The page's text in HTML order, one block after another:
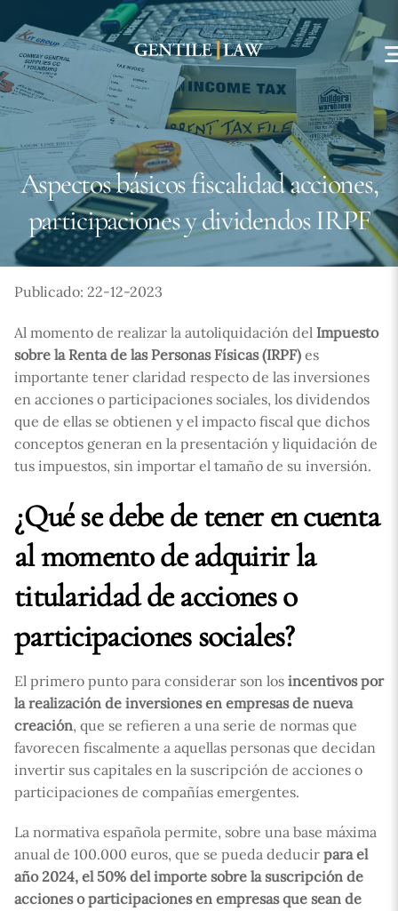
to
content
Aspectos básicos fiscalidad acciones,
participaciones y dividendos IRPF
Publicado: 22-12-2023
Al momento de realizar la autoliquidación del Impuesto
sobre la Renta de las Personas Físicas (IRPF) es
importante tener claridad respecto de las inversiones
en acciones o participaciones sociales, los dividendos
que de ellas se obtienen y el impacto fiscal que dichos
conceptos generan en la presentación y liquidación de
tus impuestos, sin importar el tamaño de su inversión.
¿Qué se debe de tener en cuenta
al momento de adquirir la
titularidad de acciones o
participaciones sociales?
El primero punto para considerar son los incentivos por
la realización de inversiones en empresas de nueva
creación, que se refieren a una serie de normas que
favorecen fiscalmente a aquellas personas que decidan
invertir sus capitales en la suscripción de acciones o
participaciones de compañías emergentes.
La normativa española permite, sobre una base máxima
anual de 100.000 euros, que se pueda deducir para el
año 2024, el 50% del importe sobre la suscripción de
acciones o participaciones en empresas que sean de